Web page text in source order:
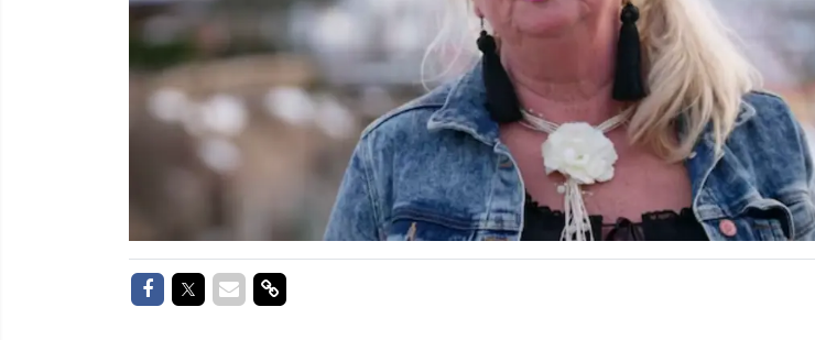
Delen op Facebook
Delen op Twitter
Delen via Mail
Delen via link